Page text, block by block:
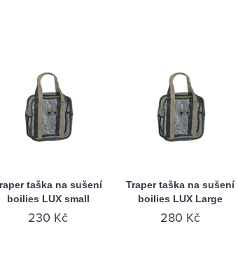
taška na sušení
boilies LUX small
230 Kč
Traper taška na sušení
boilies LUX Large
280 Kč